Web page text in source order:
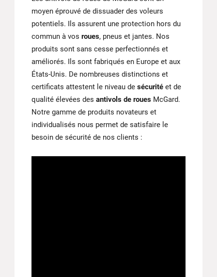
moyen éprouvé de dissuader des voleurs
potentiels. Ils assurent une protection hors du
commun à vos roues, pneus et jantes. Nos
produits sont sans cesse perfectionnés et
améliorés. Ils sont fabriqués en Europe et aux
États-Unis. De nombreuses distinctions et
certificats attestent le niveau de sécurité et de
qualité élevées des antivols de roues McGard.
Notre gamme de produits novateurs et
individualisés nous permet de satisfaire le
besoin de sécurité de nos clients :